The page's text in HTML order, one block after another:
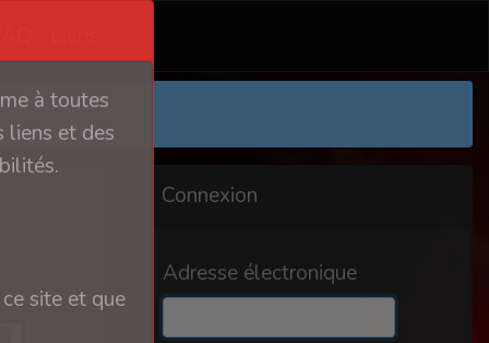
Connexion
Adresse électronique
à toutes
liens et des
site et que